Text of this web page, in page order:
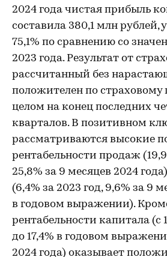
2024 года чистая прибыль
составила 380,1 млн рублей,
75,1% по сравнению со
2023 года. Результат от
рассчитанный без
положителен по страховому
целом на конец последних
кварталов. В позитивном
рассматриваются высокие
рентабельности продаж
25,8% за 9 месяцев 2024
(6,4% за 2023 год, 9,6% за 9
в годовом выражении).
рентабельности капитала (с
до 17,4% в годовом
2024 года) оказывает